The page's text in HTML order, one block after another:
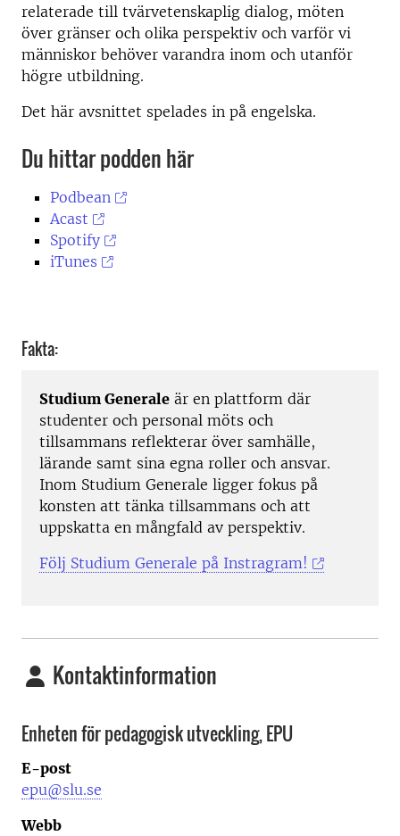
relaterade till tvärvetenskaplig dialog, möten
över gränser och olika perspektiv och varför vi
människor behöver varandra inom och utanför
högre utbildning.
Det här avsnittet spelades in på engelska.
Du hittar podden här
Podbean
Acast
Spotify
iTunes
Fakta:
Studium Generale är en plattform där
studenter och personal möts och
tillsammans reflekterar över samhälle,
lärande samt sina egna roller och ansvar.
Inom Studium Generale ligger fokus på
konsten att tänka tillsammans och att
uppskatta en mångfald av perspektiv.
Följ Studium Generale på Instragram!
Kontaktinformation
Enheten för pedagogisk utveckling, EPU
E-post
epu@slu.se
Webb